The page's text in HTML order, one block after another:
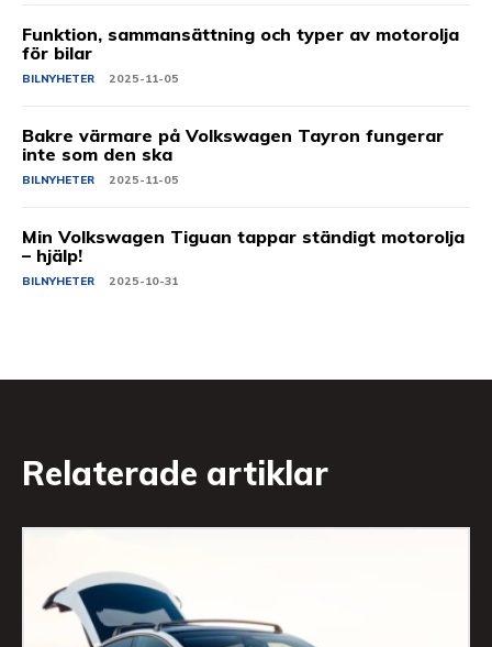
Funktion, sammansättning och typer av motorolja
för bilar
BILNYHETER 2025-11-05
Bakre värmare på Volkswagen Tayron fungerar
inte som den ska
BILNYHETER 2025-11-05
Min Volkswagen Tiguan tappar ständigt motorolja
– hjälp!
BILNYHETER 2025-10-31
Relaterade artiklar